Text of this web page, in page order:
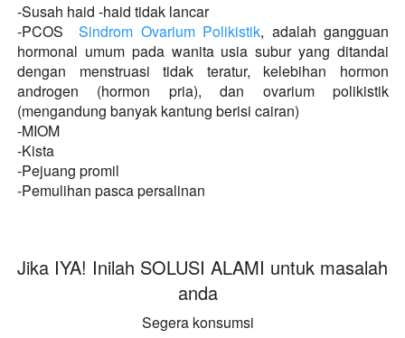
-Susah haid -haid tidak lancar
-PCOS Sindrom Ovarium Polikistik, adalah gangguan
hormonal umum pada wanita usia subur yang ditandai
dengan menstruasi tidak teratur, kelebihan hormon
androgen (hormon pria), dan ovarium polikistik
(mengandung banyak kantung berisi cairan)
-MIOM
-Kista
-Pejuang promil
-Pemulihan pasca persalinan
Jika IYA! Inilah SOLUSI ALAMI untuk masalah
anda
Segera konsumsi